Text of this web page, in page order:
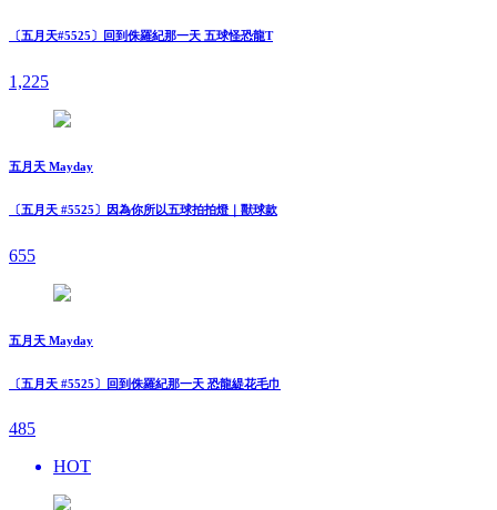
〔五月天#5525〕回到侏羅紀那一天 五球怪恐龍T
1,225
五月天 Mayday
〔五月天 #5525〕因為你所以五球拍拍燈｜獸球款
655
五月天 Mayday
〔五月天 #5525〕回到侏羅紀那一天 恐龍緹花毛巾
485
HOT